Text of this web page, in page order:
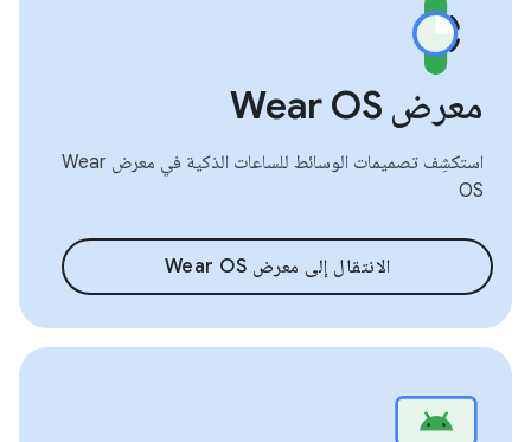
معرض Wear OS
استكشِف تصميمات الوسائط للساعات الذكية في معرض Wear
OS
الانتقال إلى معرض Wear OS